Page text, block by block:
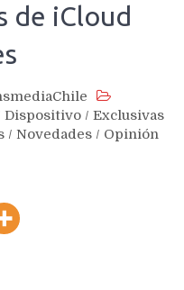
de iCloud
Dispositivo / Exclusivas
/ Novedades / Opinión